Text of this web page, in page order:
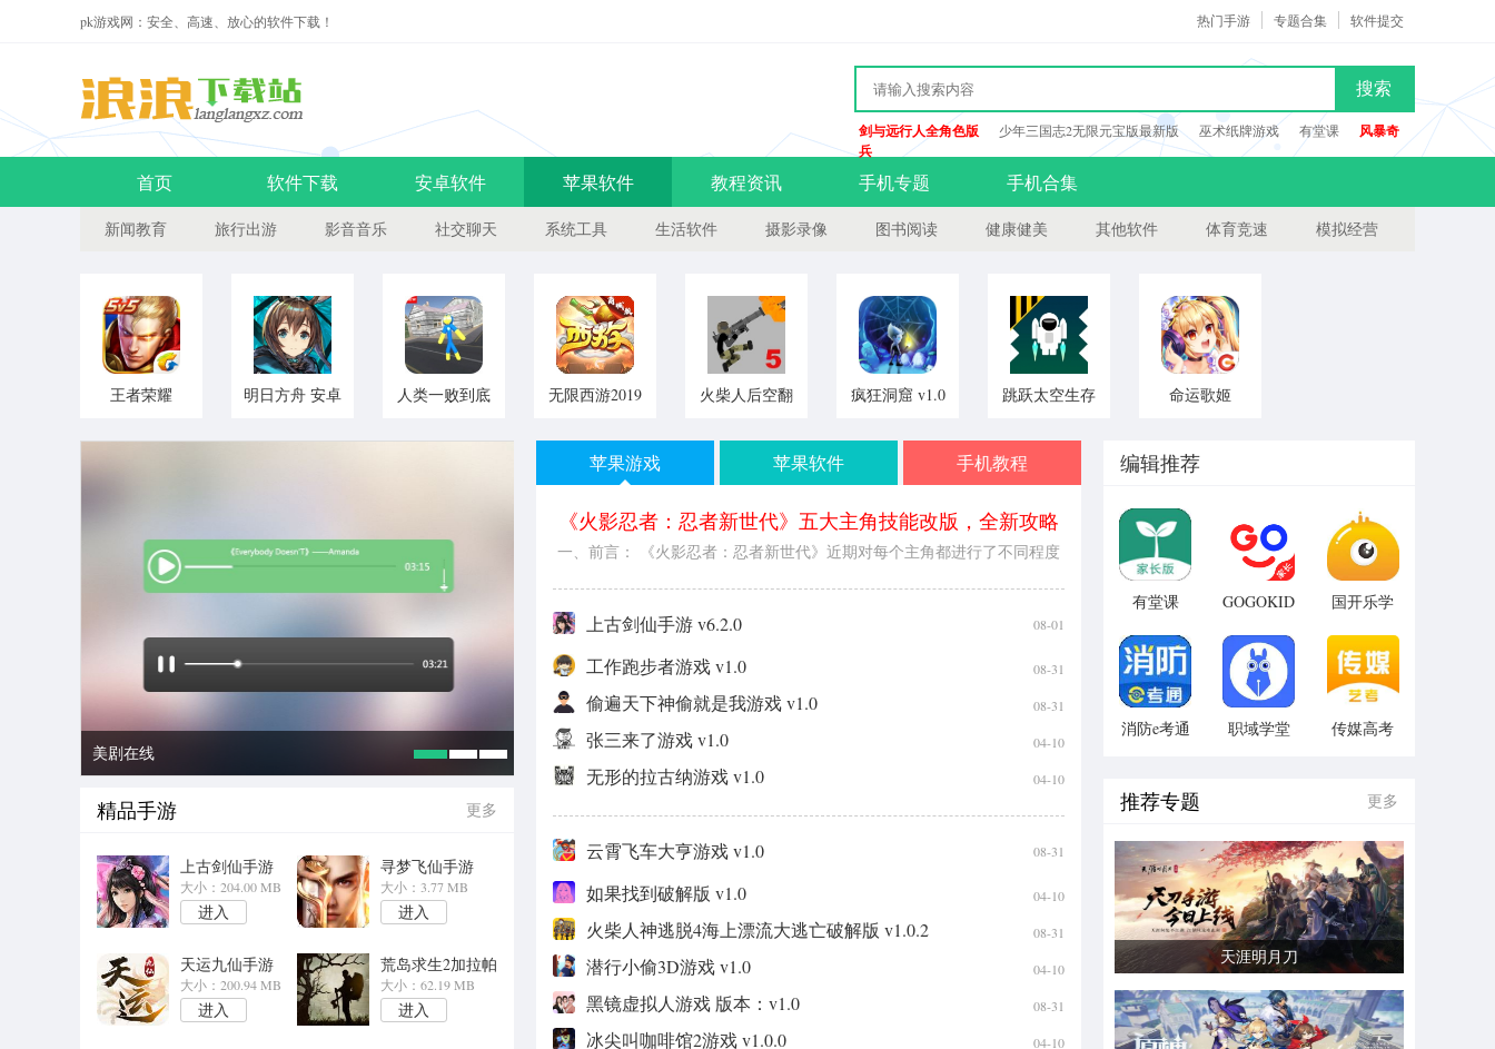
pk游戏网：安全、高速、放心的软件下载！ 软件提交
专题合集
热门手游
搜索
剑与远行人全角色版 少年三国志2无限元宝版最新版 巫术纸牌游戏 有堂课
风暴奇
兵
首页 软件下载 安卓软件 苹果软件 教程资讯 手机专题 手机合集
新闻教育 旅行出游 影音音乐 社交聊天 系统工具 生活软件 摄影录像 图书阅读 健康健美 其他软件 体育竞速 模拟经营
王者荣耀
卓版
明日方舟 安卓
人类一败到底
无限西游2019
版
火柴人后空翻
版
疯狂洞窟 v1.0
跳跃太空生存
命运歌姬
美剧在线
精品手游 更多
上古剑仙手游
大小：204.00 MB
进入
寻梦飞仙手游
大小：3.77 MB
进入
天运九仙手游
大小：200.94 MB
进入
荒岛求生2加拉帕
格斯游戏
大小：62.19 MB
进入
苹果游戏 苹果软件 手机教程
《火影忍者：忍者新世代》五大主角技能改版，全新攻略
奉上！
一、前言： 《火影忍者：忍者新世代》近期对每个主角都进行了不同程度
搭配，展现出不同的战术，接下来就让我们一起来看看改动后的主角吧!
二、改版后五主特色： (一)红莲之瞳：...
上古剑仙手游 v6.2.0 08-01
工作跑步者游戏 v1.0 08-31
偷遍天下神偷就是我游戏 v1.0 08-31
张三来了游戏 v1.0 04-10
无形的拉古纳游戏 v1.0 04-10
云霄飞车大亨游戏 v1.0 08-31
如果找到破解版 v1.0 04-10
火柴人神逃脱4海上漂流大逃亡破解版 v1.0.2 08-31
潜行小偷3D游戏 v1.0 04-10
黑镜虚拟人游戏 版本：v1.0 08-31
冰尖叫咖啡馆2游戏 v1.0.0 04-10
编辑推荐
有堂课
GOGOKID
国开乐学
1.0.0.7
消防e考通
职域学堂
传媒高考
推荐专题 更多
天涯明月刀